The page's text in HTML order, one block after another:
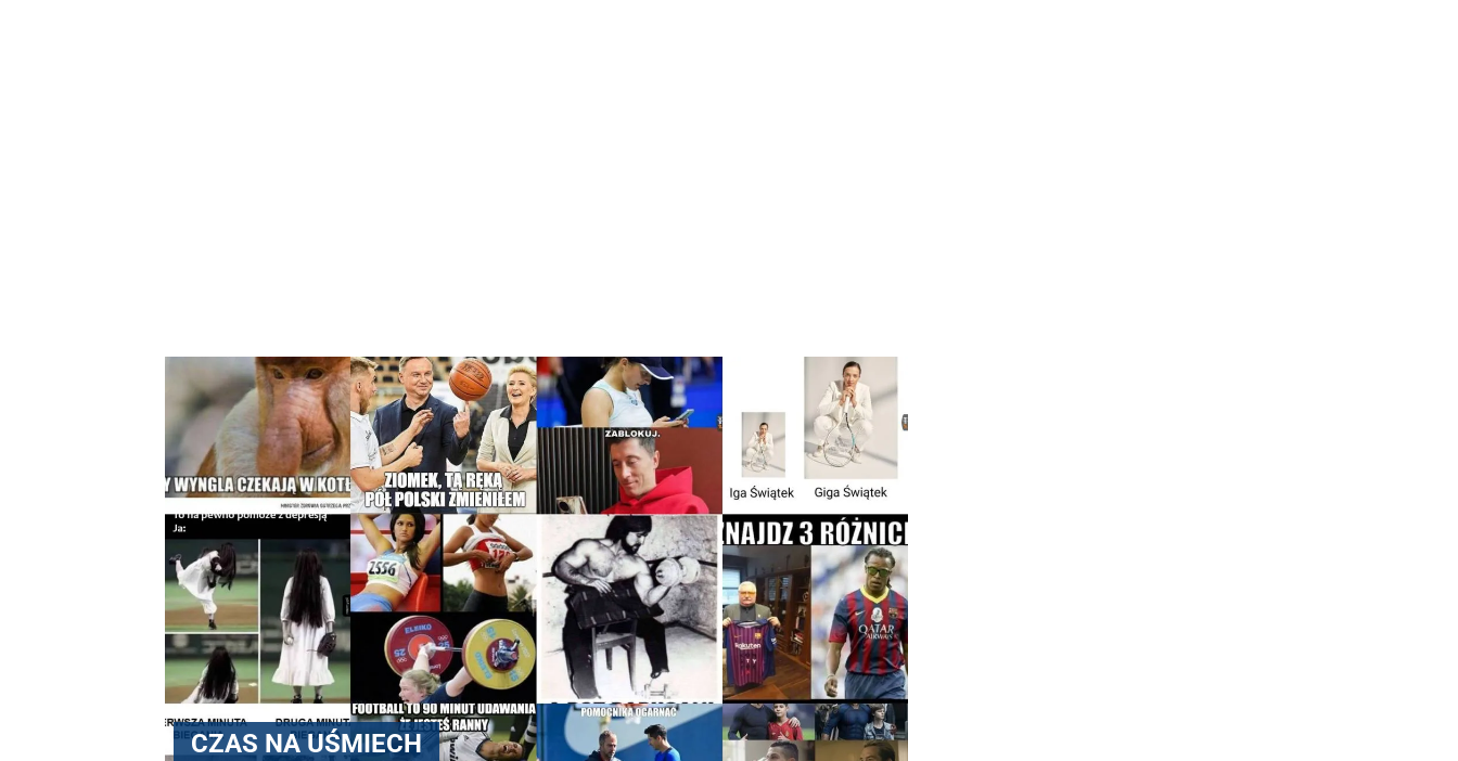
CZAS NA UŚMIECH